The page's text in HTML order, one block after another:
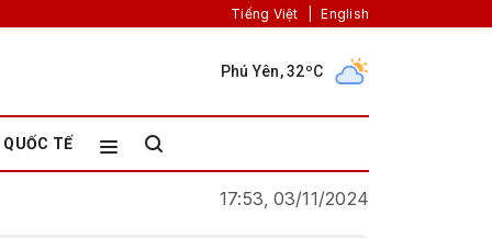
Tiếng Việt English
Phú Yên, 32ºC
QUỐC TẾ
17:53, 03/11/2024